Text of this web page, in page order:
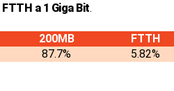
FTTH a 1 Giga Bit.
200MB
FTTH
87.7% 5.82%